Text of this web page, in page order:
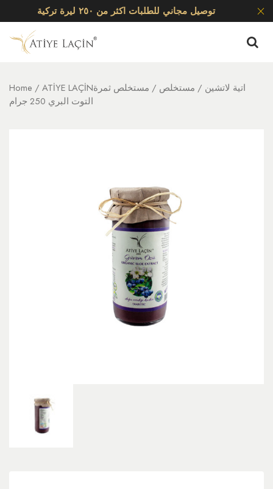
توصيل مجاني للطلبات اكثر من ٢٥٠ ليرة تركية
Home / ATİYE LAÇİNاتية لاتشين / مستخلص / مستخلص ثمرة
التوت البري 250 جرام